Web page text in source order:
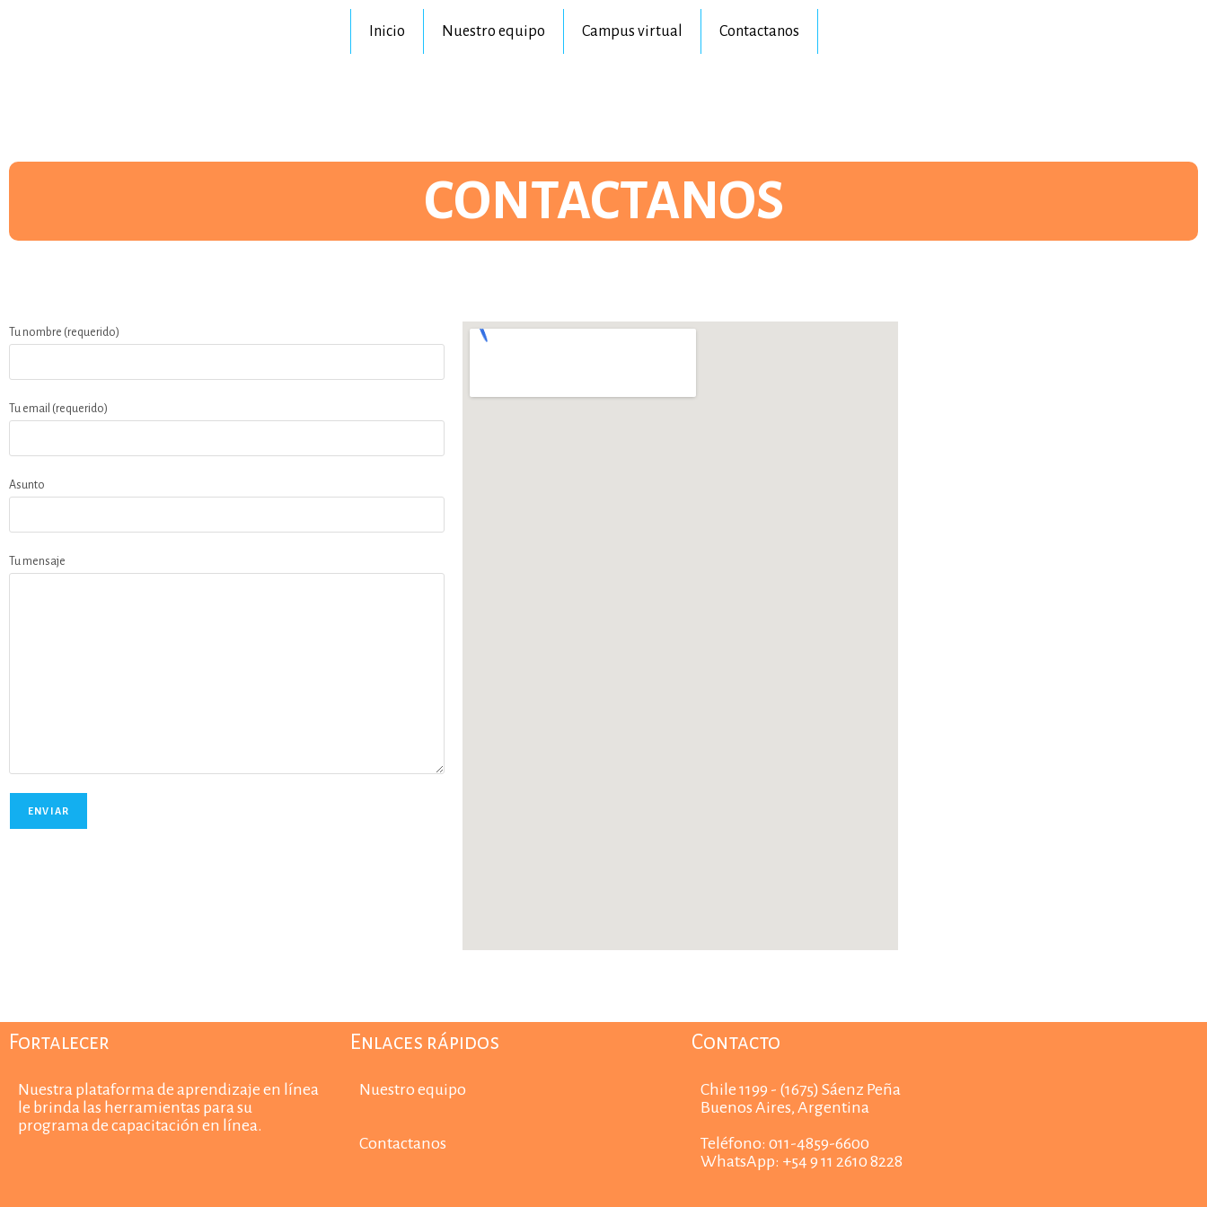
Inicio Nuestro equipo Campus virtual Contactanos
CONTACTANOS
Tu nombre (requerido)
Tu email (requerido)
Asunto
Tu mensaje
Fortalecer
Nuestra plataforma de aprendizaje en línea
le brinda las herramientas para su
programa de capacitación en línea.
Enlaces rápidos
Nuestro equipo
Contactanos
Contacto
Chile 1199 - (1675) Sáenz Peña
Buenos Aires, Argentina
Teléfono: 011-4859-6600
WhatsApp: +54 9 11 2610 8228